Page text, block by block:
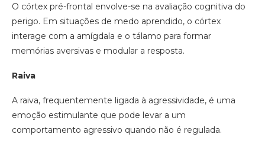
O córtex pré-frontal envolve-se na avaliação cognitiva do
perigo. Em situações de medo aprendido, o córtex
interage com a amígdala e o tálamo para formar
memórias aversivas e modular a resposta.
Raiva
A raiva, frequentemente ligada à agressividade, é uma
emoção estimulante que pode levar a um
comportamento agressivo quando não é regulada.